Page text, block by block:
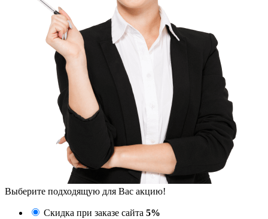
Выберите подходящую для Вас акцию!
Скидка при заказе сайта 5%